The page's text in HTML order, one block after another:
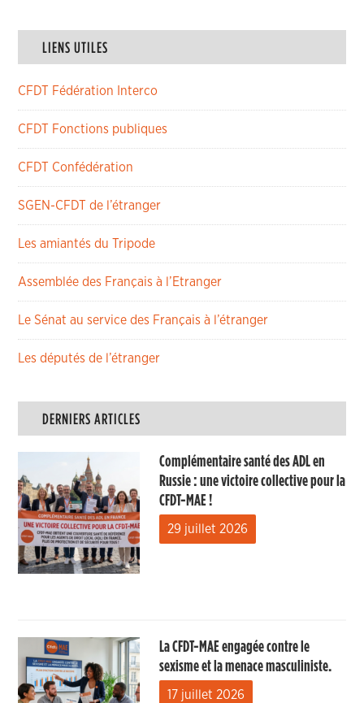
LIENS UTILES
CFDT Fédération Interco
CFDT Fonctions publiques
CFDT Confédération
SGEN-CFDT de l’étranger
Les amiantés du Tripode
Assemblée des Français à l’Etranger
Le Sénat au service des Français à l’étranger
Les députés de l’étranger
DERNIERS ARTICLES
Complémentaire santé des ADL en
Russie : une victoire collective pour la
CFDT-MAE !
29 juillet 2026
La CFDT-MAE engagée contre le
sexisme et la menace masculiniste.
17 juillet 2026